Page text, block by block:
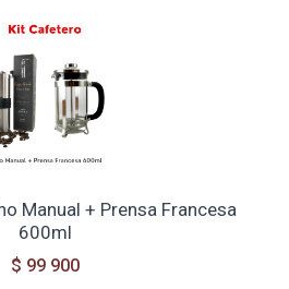
Manual + Prensa Francesa
600ml
$ 99 900